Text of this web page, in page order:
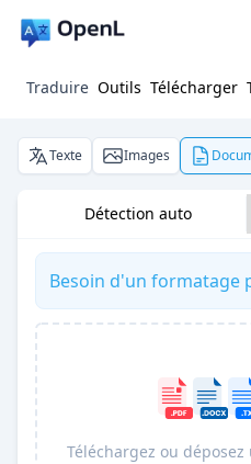
Traduire Outils Télécharger
Texte Images
Détection auto
Besoin d'un formatage
Téléchargez ou